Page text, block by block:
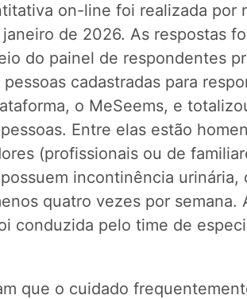
on-line foi realizada por
de 2026. As respostas
do painel de respondentes
cadastradas para
o MeSeems, e
Entre elas estão
(profissionais ou de
incontinência urinária,
quatro vezes por semana.
conduzida pelo time de
que o cuidado